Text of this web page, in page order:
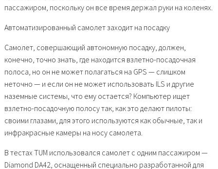
пассажиром, поскольку он все время держал руки на коленях.
Автоматизированный самолет заходит на посадку
Самолет, совершающий автономную посадку, должен,
конечно, точно знать, где находится взлетно-посадочная
полоса, но он не может полагаться на GPS — слишком
неточно — и если он не может использовать ILS и другие
наземные системы, что ему остается? Компьютер ищет
взлетно-посадочную полосу так, как это делают пилоты:
своими глазами, для этого используются как обычные, так и
инфракрасные камеры на носу самолета.
В тестах TUM использовался самолет с одним пассажиром —
Diamond DA42, оснащенный специально разработанной для